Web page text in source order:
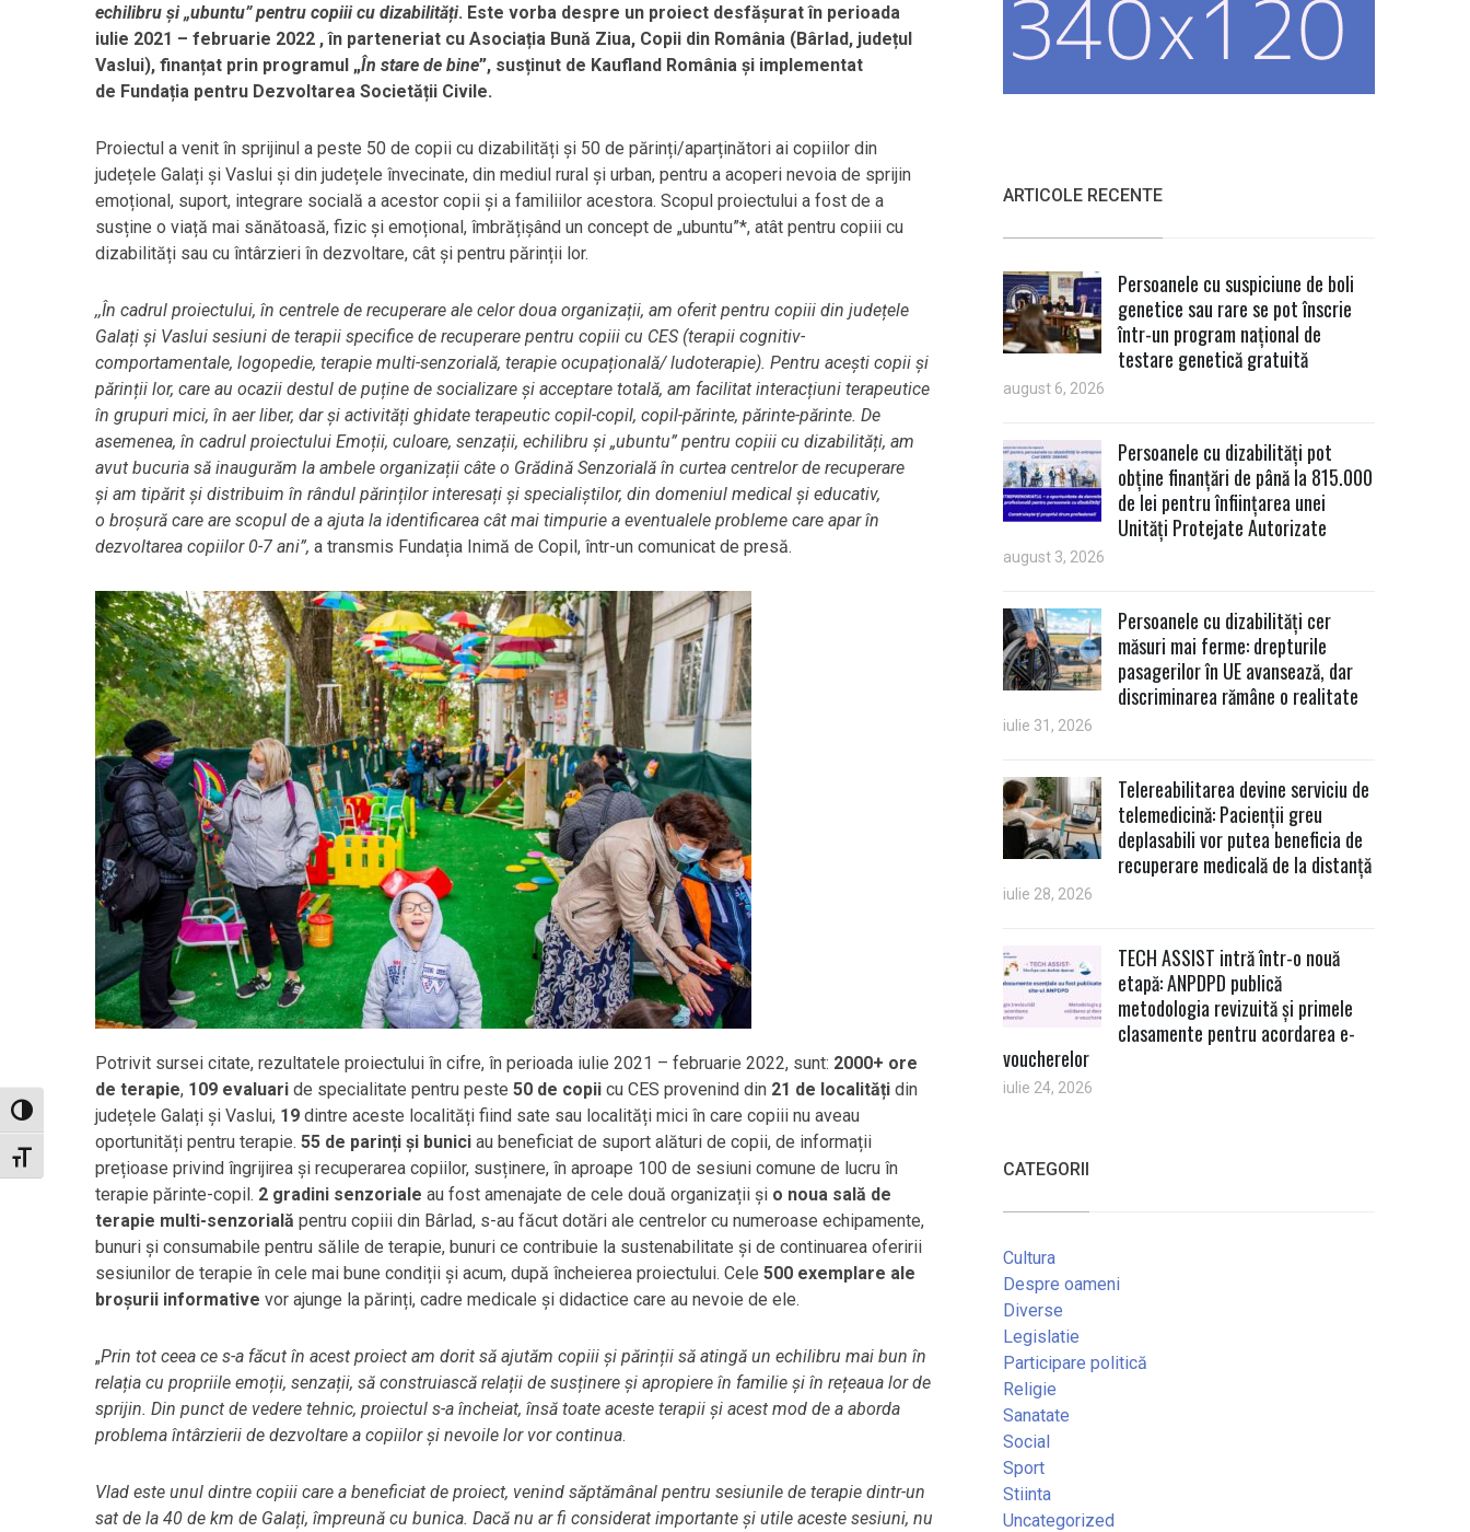
Toggle High Contrast
Toggle Font size
echilibru și „ubuntu” pentru copiii cu dizabilități. Este vorba despre un proiect desfășurat în perioada
iulie 2021 – februarie 2022 , în parteneriat cu Asociația Bună Ziua, Copii din România (Bârlad, județul
Vaslui), finanțat prin programul „În stare de bine”, susținut de Kaufland România și implementat
de Fundația pentru Dezvoltarea Societății Civile.
Proiectul a venit în sprijinul a peste 50 de copii cu dizabilități și 50 de părinți/aparținători ai copiilor din
județele Galați și Vaslui și din județele învecinate, din mediul rural și urban, pentru a acoperi nevoia de sprijin
emoțional, suport, integrare socială a acestor copii și a familiilor acestora. Scopul proiectului a fost de a
susține o viață mai sănătoasă, fizic și emoțional, îmbrățișând un concept de „ubuntu”*, atât pentru copiii cu
dizabilități sau cu întârzieri în dezvoltare, cât și pentru părinții lor.
,,În cadrul proiectului, în centrele de recuperare ale celor doua organizații, am oferit pentru copiii din județele
Galați și Vaslui sesiuni de terapii specifice de recuperare pentru copiii cu CES (terapii cognitiv-
comportamentale, logopedie, terapie multi-senzorială, terapie ocupațională/ ludoterapie). Pentru acești copii și
părinții lor, care au ocazii destul de puține de socializare și acceptare totală, am facilitat interacțiuni terapeutice
în grupuri mici, în aer liber, dar și activități ghidate terapeutic copil-copil, copil-părinte, părinte-părinte. De
asemenea, în cadrul proiectului Emoții, culoare, senzații, echilibru și „ubuntu” pentru copiii cu dizabilități, am
avut bucuria să inaugurăm la ambele organizații câte o Grădină Senzorială în curtea centrelor de recuperare
și am tipărit și distribuim în rândul părinților interesați și specialiștilor, din domeniul medical și educativ,
o broșură care are scopul de a ajuta la identificarea cât mai timpurie a eventualele probleme care apar în
dezvoltarea copiilor 0-7 ani”, a transmis Fundația Inimă de Copil, într-un comunicat de presă.
Potrivit sursei citate, rezultatele proiectului în cifre, în perioada iulie 2021 – februarie 2022, sunt: 2000+ ore
de terapie, 109 evaluari de specialitate pentru peste 50 de copii cu CES provenind din 21 de localități din
județele Galați și Vaslui, 19 dintre aceste localități fiind sate sau localități mici în care copiii nu aveau
oportunități pentru terapie. 55 de parinți și bunici au beneficiat de suport alături de copii, de informații
prețioase privind îngrijirea și recuperarea copiilor, susținere, în aproape 100 de sesiuni comune de lucru în
terapie părinte-copil. 2 gradini senzoriale au fost amenajate de cele două organizații și o noua sală de
terapie multi-senzorială pentru copiii din Bârlad, s-au făcut dotări ale centrelor cu numeroase echipamente,
bunuri și consumabile pentru sălile de terapie, bunuri ce contribuie la sustenabilitate și de continuarea oferirii
sesiunilor de terapie în cele mai bune condiții și acum, după încheierea proiectului. Cele 500 exemplare ale
broșurii informative vor ajunge la părinți, cadre medicale și didactice care au nevoie de ele.
„Prin tot ceea ce s-a făcut în acest proiect am dorit să ajutăm copiii și părinții să atingă un echilibru mai bun în
relația cu propriile emoții, senzații, să construiască relații de susținere și apropiere în familie și în rețeaua lor de
sprijin. Din punct de vedere tehnic, proiectul s-a încheiat, însă toate aceste terapii și acest mod de a aborda
problema întârzierii de dezvoltare a copiilor și nevoile lor vor continua.
Vlad este unul dintre copiii care a beneficiat de proiect, venind săptămânal pentru sesiunile de terapie dintr-un
sat de la 40 de km de Galați, împreună cu bunica. Dacă nu ar fi considerat importante și utile aceste sesiuni, nu
ARTICOLE RECENTE
Persoanele cu suspiciune de boli
genetice sau rare se pot înscrie
într-un program național de
testare genetică gratuită
august 6, 2026
Persoanele cu dizabilități pot
obține finanțări de până la 815.000
de lei pentru înființarea unei
Unități Protejate Autorizate
august 3, 2026
Persoanele cu dizabilități cer
măsuri mai ferme: drepturile
pasagerilor în UE avansează, dar
discriminarea rămâne o realitate
iulie 31, 2026
Telereabilitarea devine serviciu de
telemedicină: Pacienții greu
deplasabili vor putea beneficia de
recuperare medicală de la distanță
iulie 28, 2026
TECH ASSIST intră într-o nouă
etapă: ANPDPD publică
metodologia revizuită și primele
clasamente pentru acordarea e-
voucherelor
iulie 24, 2026
CATEGORII
Cultura
Despre oameni
Diverse
Legislatie
Participare politică
Religie
Sanatate
Social
Sport
Stiinta
Uncategorized